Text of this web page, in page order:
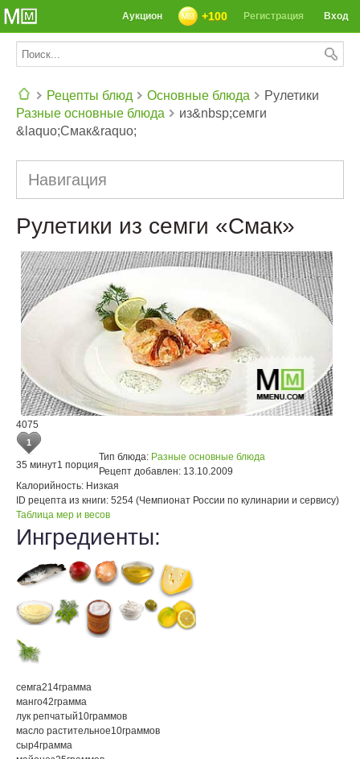
Вход
Регистрация
+100
Аукцион
Рецепты блюд
Основные блюда
Разные основные блюда
Рулетики
из&nbsp;семги
&laquo;Смак&raquo;
Навигация
Рулетики из семги «Смак»
4075
1
35 минут1 порция
Тип блюда: Разные основные блюда
Рецепт добавлен: 13.10.2009
Калорийность: Низкая
ID рецепта из книги: 5254 (Чемпионат России по кулинарии и сервису)
Таблица мер и весов
Ингредиенты:
семга214грамма
манго42грамма
лук репчатый10граммов
масло растительное10граммов
сыр4грамма